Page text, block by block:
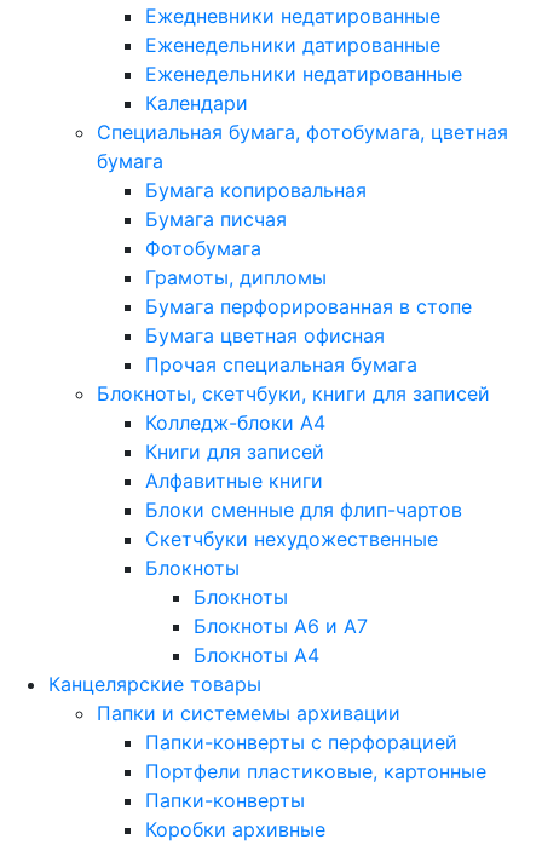
Ежедневники недатированные
Еженедельники датированные
Еженедельники недатированные
Календари
Специальная бумага, фотобумага, цветная
бумага
Бумага копировальная
Бумага писчая
Фотобумага
Грамоты, дипломы
Бумага перфорированная в стопе
Бумага цветная офисная
Прочая специальная бумага
Блокноты, скетчбуки, книги для записей
Колледж-блоки А4
Книги для записей
Алфавитные книги
Блоки сменные для флип-чартов
Скетчбуки нехудожественные
Блокноты
Блокноты
Блокноты A6 и A7
Блокноты A4
Канцелярские товары
Папки и системемы архивации
Папки-конверты с перфорацией
Портфели пластиковые, картонные
Папки-конверты
Коробки архивные